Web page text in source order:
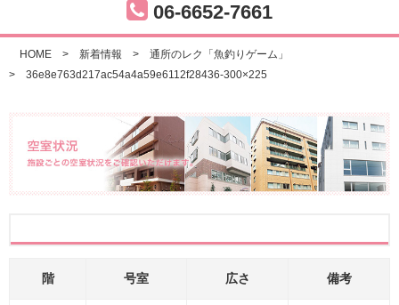
06-6652-7661
HOME > 新着情報 >
通所のレク「魚釣りゲーム」
>
36e8e763d217ac54a4a59e6112f28436-300×225
階 号室 広さ 備考